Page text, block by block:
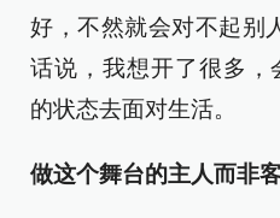
好，不然就会对不起别
话说，我想开了很多，
的状态去面对生活。
做这个舞台的主人而非